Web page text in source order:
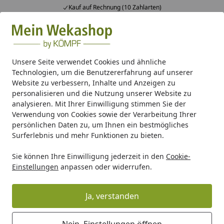
Unsere Seite verwendet Cookies und ähnliche
Technologien, um die Benutzererfahrung auf unserer
Website zu verbessern, Inhalte und Anzeigen zu
personalisieren und die Nutzung unserer Website zu
analysieren. Mit Ihrer Einwilligung stimmen Sie der
Verwendung von Cookies sowie der Verarbeitung Ihrer
persönlichen Daten zu, um Ihnen ein bestmögliches
Surferlebnis und mehr Funktionen zu bieten.
Sie können Ihre Einwilligung jederzeit in den Cookie-
Einstellungen anpassen oder widerrufen.
Ja, verstanden
Kauf auf Rechnung (10 Zahlarten)
Alle Produkte
Mein Konto
Suchen
Startseite
Wellness Gartensauna Weka Blockbohlen Saunahaus
Weka Blockbohlen Saunahaus
Kuopio - 45 mm Blockbohlen